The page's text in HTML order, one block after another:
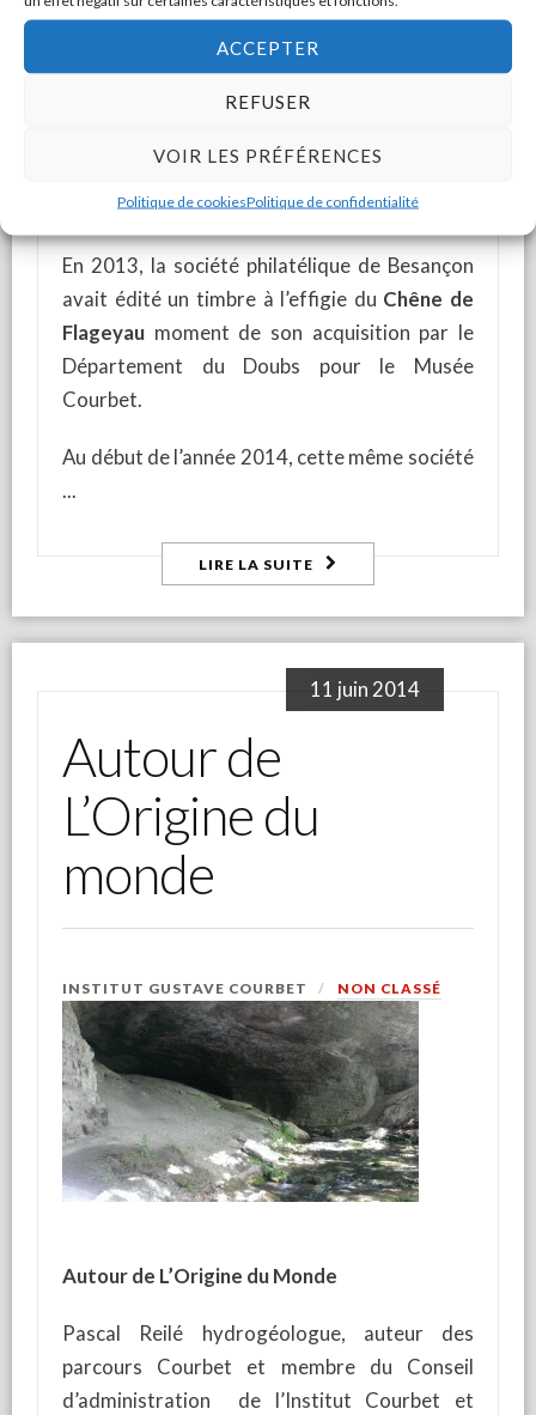
ACCEPTER
REFUSER
VOIR LES PRÉFÉRENCES
Politique de cookiesPolitique de confidentialité
L’Origine du monde, le timbre.
En 2013, la société philatélique de Besançon
avait édité un timbre à l’effigie du Chêne de
Flageyau moment de son acquisition par le
Département du Doubs pour le Musée
Courbet.
Au début de l’année 2014, cette même société
LIRE LA SUITE
11 juin 2014
Autour de
L’Origine du
monde
INSTITUT GUSTAVE COURBET NON CLASSÉ
Autour de L’Origine du Monde
Pascal Reilé hydrogéologue, auteur des
parcours Courbet et membre du Conseil
d’administration de l’Institut Courbet et